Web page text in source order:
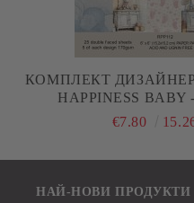
КОМПЛЕКТ
HAPPINESS
€7.80
НАЙ-НОВИ ПРОДУКТИ